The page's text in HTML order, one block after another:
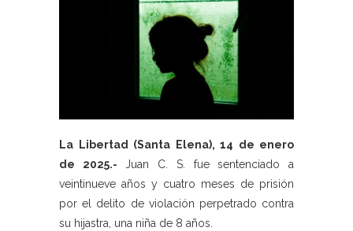
La Libertad (Santa Elena), 14 de enero
de 2025.- Juan C. S. fue sentenciado a
veintinueve años y cuatro meses de prisión
por el delito de violación perpetrado contra
su hijastra, una niña de 8 años.